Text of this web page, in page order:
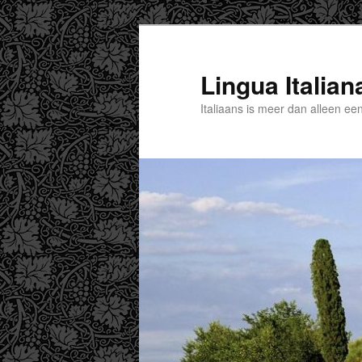
Spring
naar
de
primaire
inhoud
Lingua
Italiaans is meer dan alleen